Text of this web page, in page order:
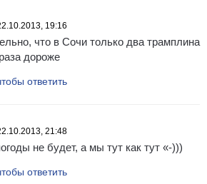
19:16
что в Сочи только два трамплина
дороже
ответить
21:48
не будет, а мы тут как тут «-)))
ответить